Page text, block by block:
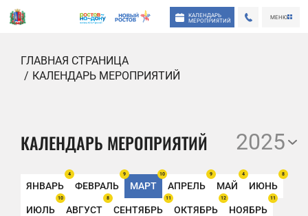
КАЛЕНДАРЬ
МЕРОПРИЯТИЙ
МЕНЮ
ГЛАВНАЯ СТРАНИЦА
КАЛЕНДАРЬ МЕРОПРИЯТИЙ
КАЛЕНДАРЬ МЕРОПРИЯТИЙ 2025
ЯНВАРЬ
4
ФЕВРАЛЬ
9
МАРТ
10
АПРЕЛЬ
9
МАЙ
4
ИЮНЬ
8
ИЮЛЬ
10
АВГУСТ
8
СЕНТЯБРЬ
11
ОКТЯБРЬ
12
НОЯБРЬ
11